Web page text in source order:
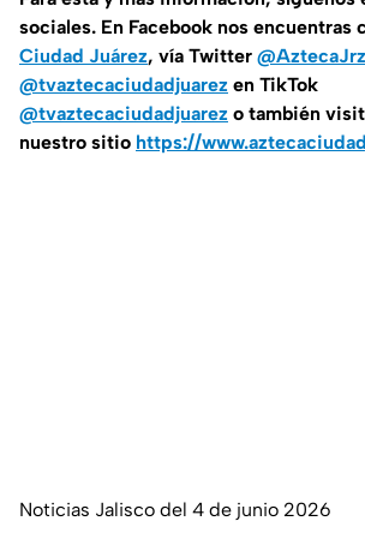
sociales. En Facebook nos encuentras
Ciudad Juárez, vía Twitter @AztecaJrz
@tvaztecaciudadjuarez en TikTok
@tvaztecaciudadjuarez o también
nuestro sitio https://
Noticias Jalisco del 4 de junio 2026